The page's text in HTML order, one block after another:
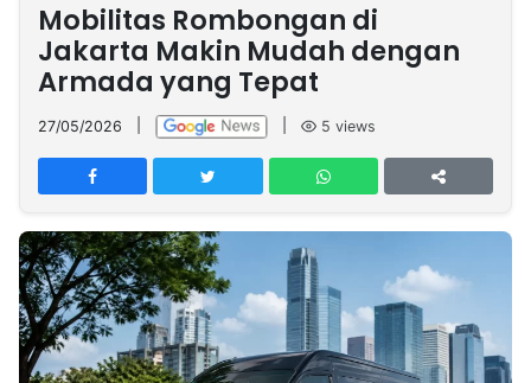
Nasional
International
Olahraga
Entertainment
Daerah
Pariwisata
Kuliner
Kolom
Network
PT
TREETAN
INDONESIA
Partner
Insight
Suara
Lens
Daily
Jalan
Idealita
Kita
Radar
Seedbacklink
Mobilitas Rombongan di
Jakarta Makin Mudah dengan
Armada yang Tepat
27/05/2026 5 views